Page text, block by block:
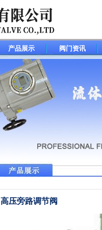
产品展示 阀门资讯
高压旁路调节阀